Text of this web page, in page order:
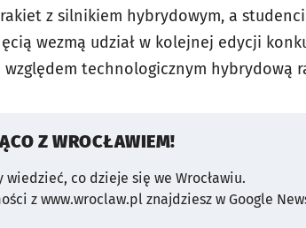
z silnikiem hybrydowym, a
wezmą udział w kolejnej edycji
technologicznym hybrydową
Z WROCŁAWIEM!
wiedzieć, co dzieje się we Wrocławiu.
z www.wroclaw.pl znajdziesz w Google